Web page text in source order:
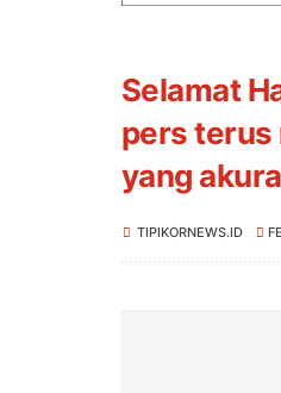
Selamat
pers terus
yang
TIPIKORNEWS.ID